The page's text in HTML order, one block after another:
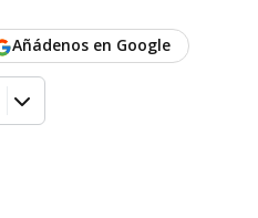
Añádenos en Google